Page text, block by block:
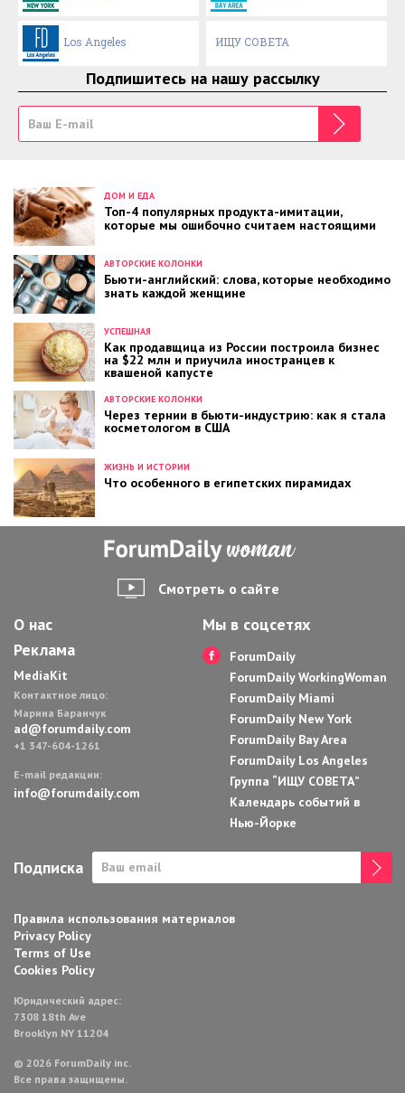
Los Angeles ИЩУ СОВЕТА
Подпишитесь на нашу рассылку
ДОМ И ЕДА
Топ-4 популярных продукта-имитации,
которые мы ошибочно считаем настоящими
АВТОРСКИЕ КОЛОНКИ
Бьюти-английский: слова, которые необходимо
знать каждой женщине
АВТОРСКИЕ КОЛОНКИ
Через тернии в бьюти-индустрию: как я стала
косметологом в США
УСПЕШНАЯ
Как продавщица из России построила бизнес
на $22 млн и приучила иностранцев к
квашеной капусте
ЖИЗНЬ И ИСТОРИИ
Что особенного в египетских пирамидах
Смотреть о сайте
О нас
Реклама
MediaKit
Контактное лицо:
Марина Баранчук
ad@forumdaily.com
+1 347-604-1261
E-mail редакции:
info@forumdaily.com
Мы в соцсетях
ForumDaily
ForumDaily WorkingWoman
ForumDaily Miami
ForumDaily New York
ForumDaily Bay Area
ForumDaily Los Angeles
Группа “ИЩУ СОВЕТА”
Календарь событий в
Нью-Йорке
Подписка
Правила использования материалов
Privacy Policy
Terms of Use
Cookies Policy
Юридический адрес:
7308 18th Ave
Brooklyn NY 11204
© 2026 ForumDaily inc.
Все права защищены.